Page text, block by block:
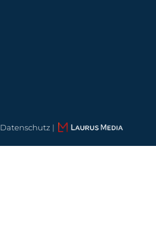
Datenschutz |